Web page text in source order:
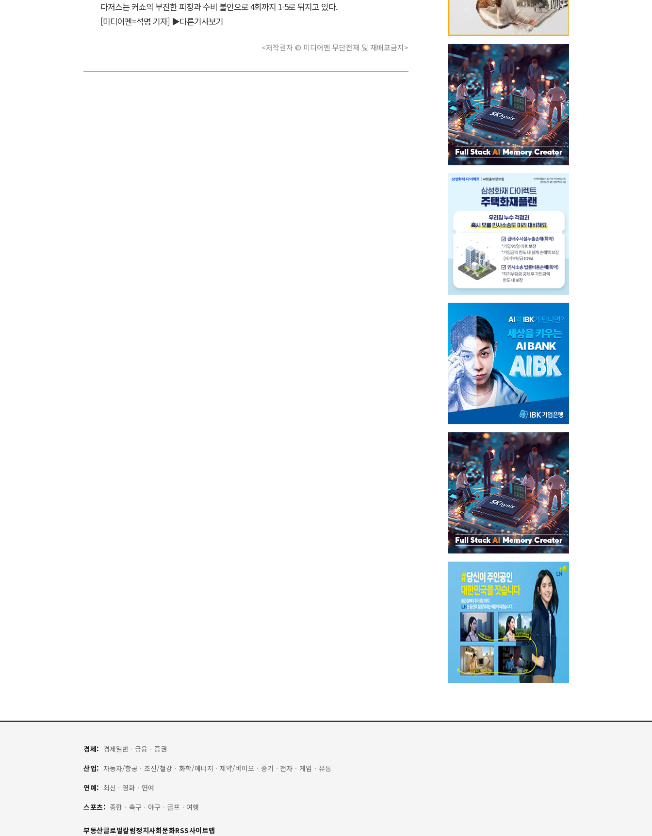
다저스는 커쇼의 부진한 피칭과 수비 불안으로 4회까지 1-5로 뒤지고 있다.
[미디어펜=석명 기자] ▶다른기사보기
<저작권자 © 미디어펜 무단전재 및 재배포금지>
경제: 경제일반 · 금융 · 증권
산업: 자동차/항공 · 조선/철강 · 화학/에너지 · 제약/바이오 · 중기 · 전자 · 게임 · 유통
연예: 최신 · 영화 · 연예
스포츠: 종합 · 축구 · 야구 · 골프 · 여행
부동산글로벌칼럼정치사회문화RSS사이트맵